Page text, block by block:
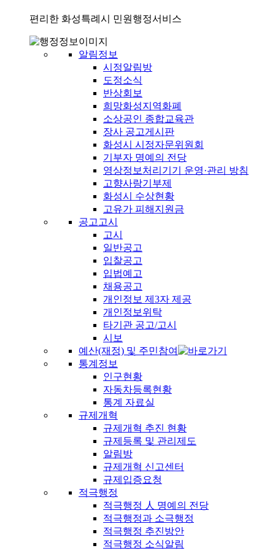
편리한 화성특례시 민원행정서비스
알림정보
시정알림방
도정소식
반상회보
희망화성지역화폐
소상공인 종합교육관
장사 공고게시판
화성시 시정자문위원회
기부자 명예의 전당
영상정보처리기기 운영·관리 방침
고향사랑기부제
화성시 수상현황
고유가 피해지원금
공고고시
고시
일반공고
입찰공고
입법예고
채용공고
개인정보 제3자 제공
개인정보위탁
타기관 공고/고시
시보
예산(재정) 및 주민참여
통계정보
인구현황
자동차등록현황
통계 자료실
규제개혁
규제개혁 추진 현황
규제등록 및 관리제도
알림방
규제개혁 신고센터
규제입증요청
적극행정
적극행정 人 명예의 전당
적극행정과 소극행정
적극행정 추진방안
적극행정 소식알림